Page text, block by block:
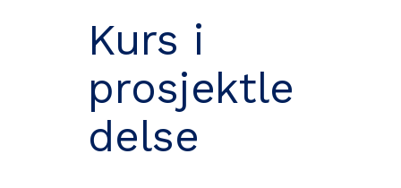
Kurs i
prosjektle
delse